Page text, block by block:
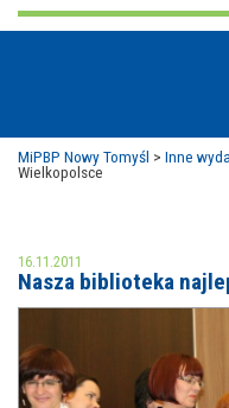
MOJE KONTO
NAJBLIŻSZE
NASZA OFERTA
MiPBP Nowy Tomyśl > Inne
Wielkopolsce
16.11.2011
Nasza biblioteka